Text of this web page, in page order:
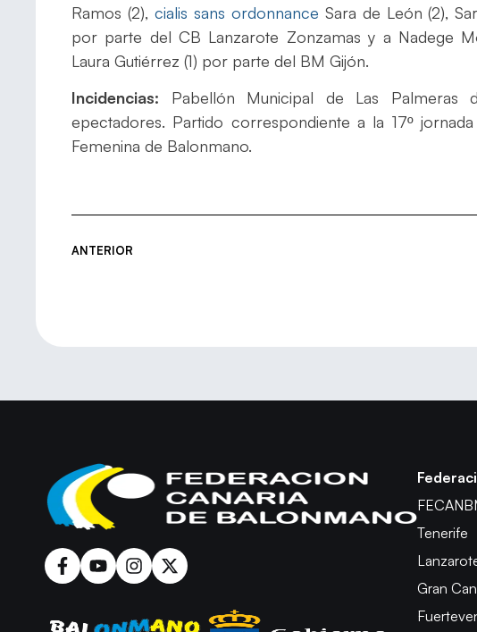
Ramos (2), cialis sans ordonnance Sara de León (2),
por parte del CB Lanzarote Zonzamas y a Nadege
Laura Gutiérrez (1) por parte del BM Gijón.
Incidencias: Pabellón Municipal de Las Palmeras
epectadores. Partido correspondiente a la 17º
Femenina de Balonmano.
ANTERIOR
Tenerife
Gran